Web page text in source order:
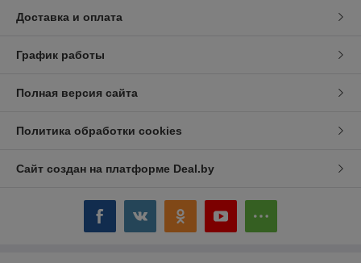
Доставка и оплата
График работы
Полная версия сайта
Политика обработки cookies
Сайт создан на платформе Deal.by